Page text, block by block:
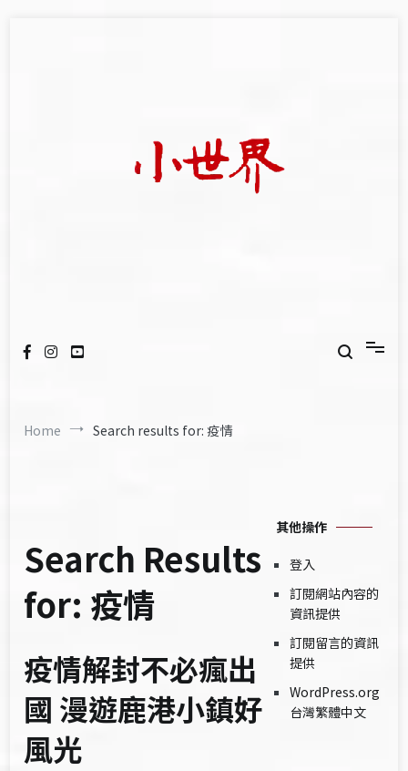
Home Search results for: 疫情
Search Results
for: 疫情
疫情解封不必瘋出
國 漫遊鹿港小鎮好
風光
其他操作
登入
訂閱網站內容的
資訊提供
訂閱留言的資訊
提供
WordPress.org
台灣繁體中文